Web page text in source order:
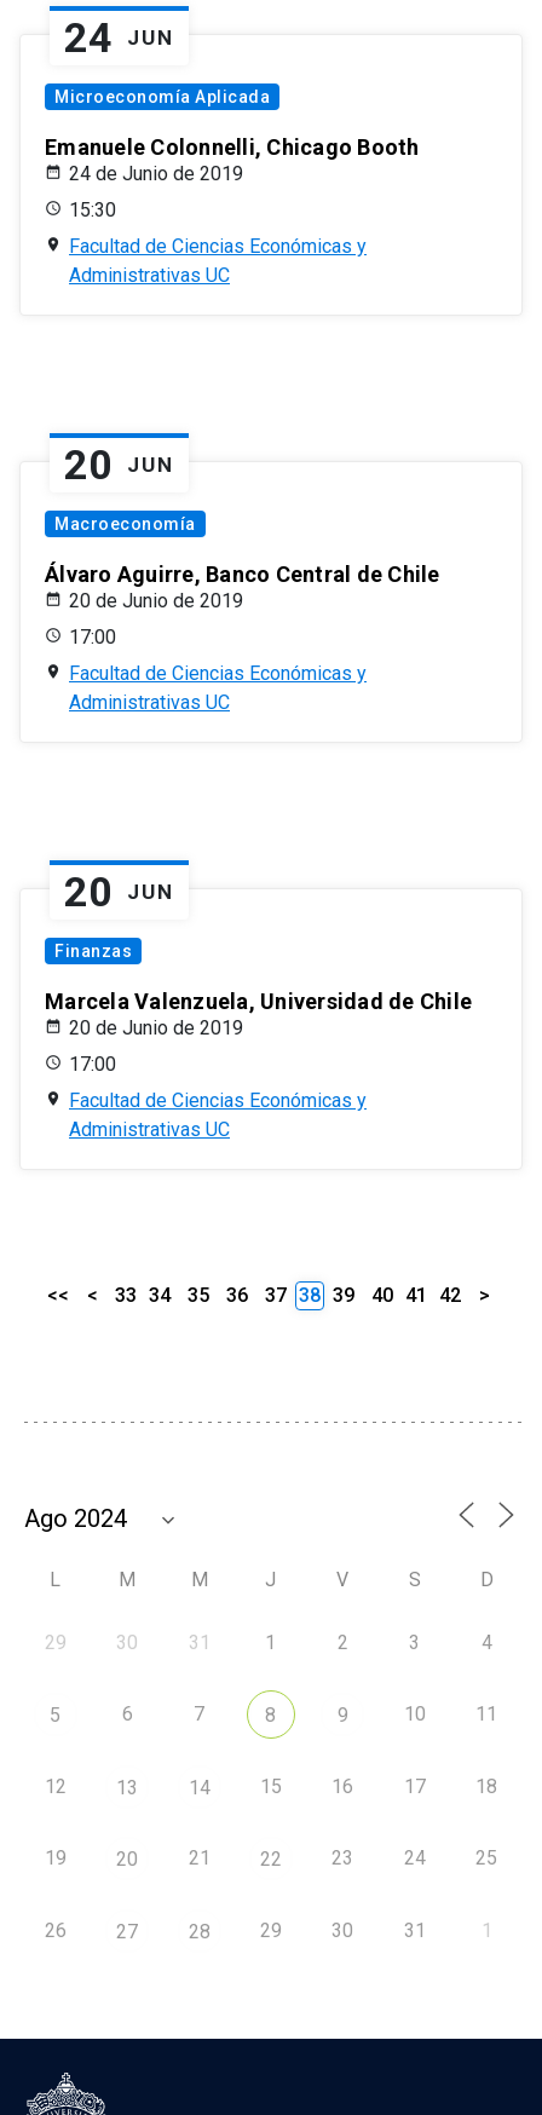
24 JUN
Microeconomía Aplicada
Emanuele Colonnelli, Chicago Booth
24 de Junio de 2019
15:30
Facultad de Ciencias Económicas y
Administrativas UC
20 JUN
Macroeconomía
Álvaro Aguirre, Banco Central de Chile
20 de Junio de 2019
17:00
Facultad de Ciencias Económicas y
Administrativas UC
20 JUN
Finanzas
Marcela Valenzuela, Universidad de Chile
20 de Junio de 2019
17:00
Facultad de Ciencias Económicas y
Administrativas UC
<< < 33 34 35 36 37 38 39 40 41 42 >
L M M J V S D
29 30 31 1 2 3 4
5 6 7 8 9 10 11
12 13 14 15 16 17 18
19 20 21 22 23 24 25
26 27 28 29 30 31 1